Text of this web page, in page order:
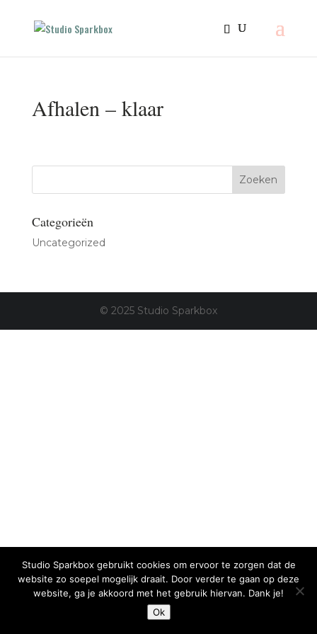
Afhalen – klaar
Categorieën
Uncategorized
© 2025 Studio Sparkbox
Studio Sparkbox gebruikt cookies om ervoor te zorgen dat de
website zo soepel mogelijk draait. Door verder te gaan op deze
website, ga je akkoord met het gebruik hiervan. Dank je!
Ok